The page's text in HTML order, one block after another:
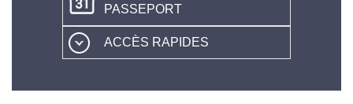
PASSEPORT
ACCÈS RAPIDES